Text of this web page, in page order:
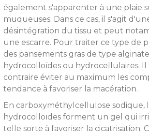
également s'apparenter à une plaie
muqueuses. Dans ce cas, il s'agit
désintégration du tissu et peut
une escarre. Pour traiter ce type de
des pansements gras de type
hydrocolloïdes ou hydrocellulaires. Il
contraire éviter au maximum les
tendance à favoriser la macération.
En carboxyméthylcellulose sodique,
hydrocolloïdes forment un gel qui
telle sorte à favoriser la cicatrisation.